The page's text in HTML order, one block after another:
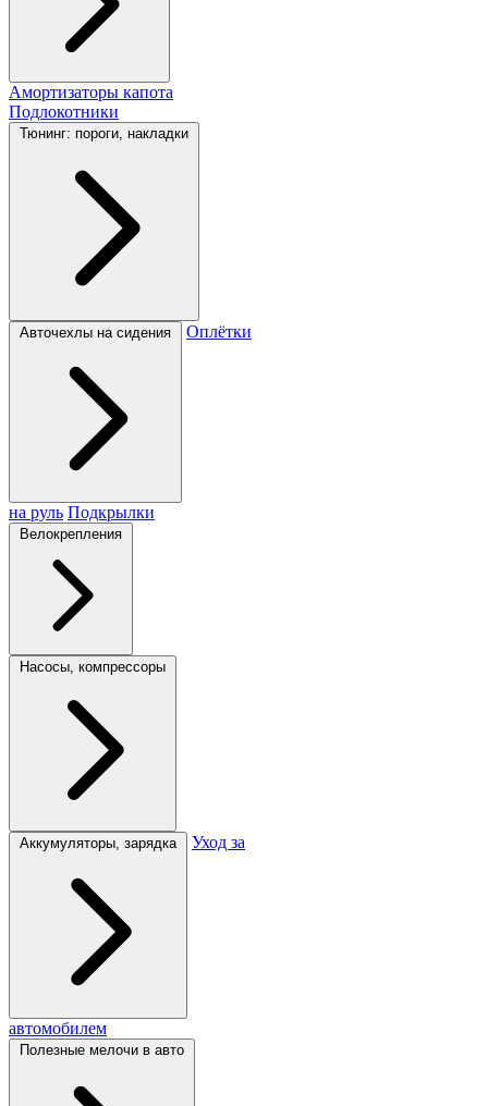
Амортизаторы капота
Подлокотники
Тюнинг: пороги, накладки
Авточехлы на сидения Оплётки
на руль Подкрылки
Велокрепления
Насосы, компрессоры
Аккумуляторы, зарядка Уход за
автомобилем
Полезные мелочи в авто